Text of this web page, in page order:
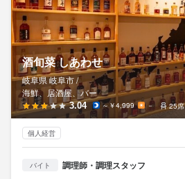
酒旬菜 しあわせ
岐阜県 岐阜市 /
海鮮、居酒屋、バー
3.04 ～￥4,999 － 25席
個人経営
バイト 調理師・調理スタッフ